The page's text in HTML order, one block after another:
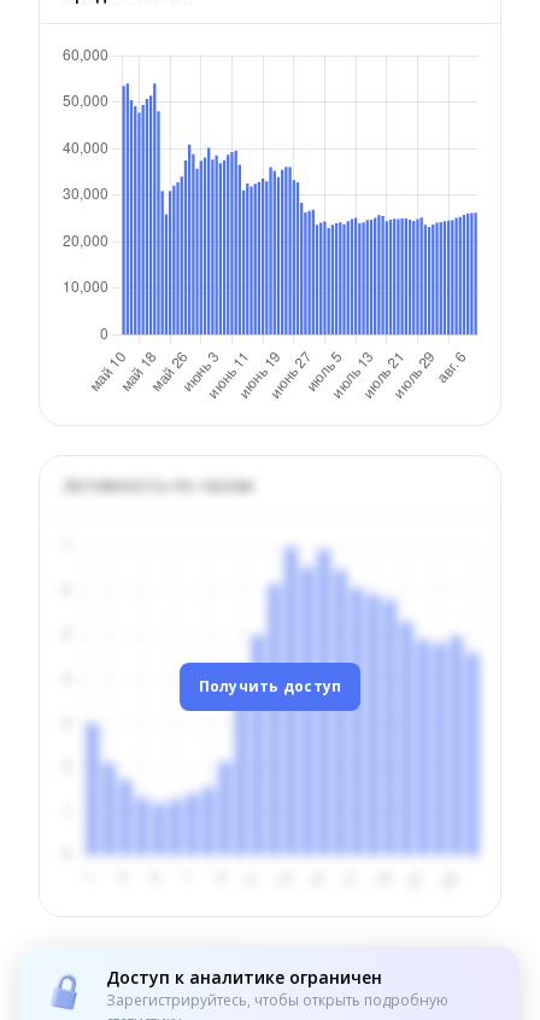
Активность по часам
Получить доступ
Доступ к аналитике ограничен
Зарегистрируйтесь, чтобы открыть подробную